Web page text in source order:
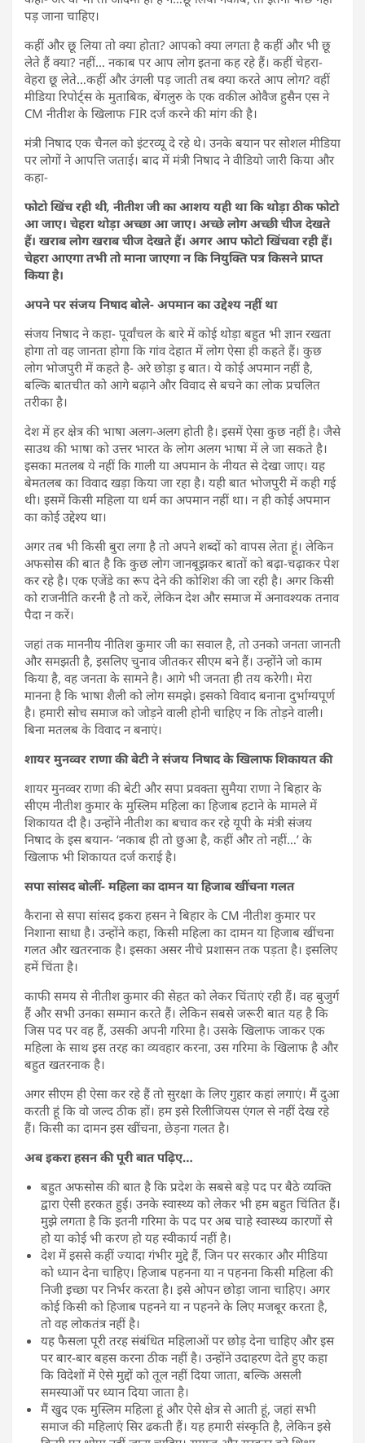
पड़ जाना चाहिए।
कहीं और छू लिया तो क्या होता? आपको क्या लगता है कहीं और भी छू
लेते हैं क्या? नहीं… नकाब पर आप लोग इतना कह रहे हैं। कहीं चेहरा-
वेहरा छू लेते…कहीं और उंगली पड़ जाती तब क्या करते आप लोग? वहीं
मीडिया रिपोर्ट्स के मुताबिक, बेंगलुरु के एक वकील ओवैज हुसैन एस ने
CM नीतीश के खिलाफ FIR दर्ज करने की मांग की है।
मंत्री निषाद एक चैनल को इंटरव्यू दे रहे थे। उनके बयान पर सोशल मीडिया
पर लोगों ने आपत्ति जताई। बाद में मंत्री निषाद ने वीडियो जारी किया और
कहा-
फोटो खिंच रही थी, नीतीश जी का आशय यही था कि थोड़ा ठीक फोटो
आ जाए। चेहरा थोड़ा अच्छा आ जाए। अच्छे लोग अच्छी चीज देखते
हैं। खराब लोग खराब चीज देखते हैं। अगर आप फोटो खिंचवा रही हैं।
चेहरा आएगा तभी तो माना जाएगा न कि नियुक्ति पत्र किसने प्राप्त
किया है।
अपने पर संजय निषाद बोले- अपमान का उद्देश्य नहीं था
संजय निषाद ने कहा- पूर्वांचल के बारे में कोई थोड़ा बहुत भी ज्ञान रखता
होगा तो वह जानता होगा कि गांव देहात में लोग ऐसा ही कहते हैं। कुछ
लोग भोजपुरी में कहते है- अरे छोड़ा इ बात। ये कोई अपमान नहीं है,
बल्कि बातचीत को आगे बढ़ाने और विवाद से बचने का लोक प्रचलित
तरीका है।
देश में हर क्षेत्र की भाषा अलग-अलग होती है। इसमें ऐसा कुछ नहीं है। जैसे
साउथ की भाषा को उत्तर भारत के लोग अलग भाषा में ले जा सकते है।
इसका मतलब ये नहीं कि गाली या अपमान के नीयत से देखा जाए। यह
बेमतलब का विवाद खड़ा किया जा रहा है। यही बात भोजपुरी में कही गई
थी। इसमें किसी महिला या धर्म का अपमान नहीं था। न ही कोई अपमान
का कोई उद्देश्य था।
अगर तब भी किसी बुरा लगा है तो अपने शब्दों को वापस लेता हूं। लेकिन
अफसोस की बात है कि कुछ लोग जानबूझकर बातों को बढ़ा-चढ़ाकर पेश
कर रहे है। एक एजेंडे का रूप देने की कोशिश की जा रही है। अगर किसी
को राजनीति करनी है तो करें, लेकिन देश और समाज में अनावश्यक तनाव
पैदा न करें।
जहां तक माननीय नीतिश कुमार जी का सवाल है, तो उनको जनता जानती
और समझती है, इसलिए चुनाव जीतकर सीएम बने हैं। उन्होंने जो काम
किया है, वह जनता के सामने है। आगे भी जनता ही तय करेगी। मेरा
मानना है कि भाषा शैली को लोग समझे। इसको विवाद बनाना दुर्भाग्यपूर्ण
है। हमारी सोच समाज को जोड़ने वाली होनी चाहिए न कि तोड़ने वाली।
बिना मतलब के विवाद न बनाएं।
शायर मुनव्वर राणा की बेटी ने संजय निषाद के खिलाफ शिकायत की
शायर मुनव्वर राणा की बेटी और सपा प्रवक्ता सुमैया राणा ने बिहार के
सीएम नीतीश कुमार के मुस्लिम महिला का हिजाब हटाने के मामले में
शिकायत दी है। उन्होंने नीतीश का बचाव कर रहे यूपी के मंत्री संजय
निषाद के इस बयान- ‘नकाब ही तो छुआ है, कहीं और तो नहीं…’ के
खिलाफ भी शिकायत दर्ज कराई है।
सपा सांसद बोलीं- महिला का दामन या हिजाब खींचना गलत
कैराना से सपा सांसद इकरा हसन ने बिहार के CM नीतीश कुमार पर
निशाना साधा है। उन्होंने कहा, किसी महिला का दामन या हिजाब खींचना
गलत और खतरनाक है। इसका असर नीचे प्रशासन तक पड़ता है। इसलिए
हमें चिंता है।
काफी समय से नीतीश कुमार की सेहत को लेकर चिंताएं रही हैं। वह बुजुर्ग
हैं और सभी उनका सम्मान करते हैं। लेकिन सबसे जरूरी बात यह है कि
जिस पद पर वह हैं, उसकी अपनी गरिमा है। उसके खिलाफ जाकर एक
महिला के साथ इस तरह का व्यवहार करना, उस गरिमा के खिलाफ है और
बहुत खतरनाक है।
अगर सीएम ही ऐसा कर रहे हैं तो सुरक्षा के लिए गुहार कहां लगाएं। मैं दुआ
करती हूं कि वो जल्द ठीक हों। हम इसे रिलीजियस एंगल से नहीं देख रहे
हैं। किसी का दामन इस खींचना, छेड़ना गलत है।
अब इकरा हसन की पूरी बात पढ़िए…
बहुत अफसोस की बात है कि प्रदेश के सबसे बड़े पद पर बैठे व्यक्ति
द्वारा ऐसी हरकत हुई। उनके स्वास्थ्य को लेकर भी हम बहुत चिंतित हैं।
मुझे लगता है कि इतनी गरिमा के पद पर अब चाहे स्वास्थ्य कारणों से
हो या कोई भी करण हो यह स्वीकार्य नहीं है।
देश में इससे कहीं ज्यादा गंभीर मुद्दे हैं, जिन पर सरकार और मीडिया
को ध्यान देना चाहिए। हिजाब पहनना या न पहनना किसी महिला की
निजी इच्छा पर निर्भर करता है। इसे ओपन छोड़ा जाना चाहिए। अगर
कोई किसी को हिजाब पहनने या न पहनने के लिए मजबूर करता है,
तो वह लोकतंत्र नहीं है।
यह फैसला पूरी तरह संबंधित महिलाओं पर छोड़ देना चाहिए और इस
पर बार-बार बहस करना ठीक नहीं है। उन्होंने उदाहरण देते हुए कहा
कि विदेशों में ऐसे मुद्दों को तूल नहीं दिया जाता, बल्कि असली
समस्याओं पर ध्यान दिया जाता है।
मैं खुद एक मुस्लिम महिला हूं और ऐसे क्षेत्र से आती हूं, जहां सभी
समाज की महिलाएं सिर ढकती हैं। यह हमारी संस्कृति है, लेकिन इसे